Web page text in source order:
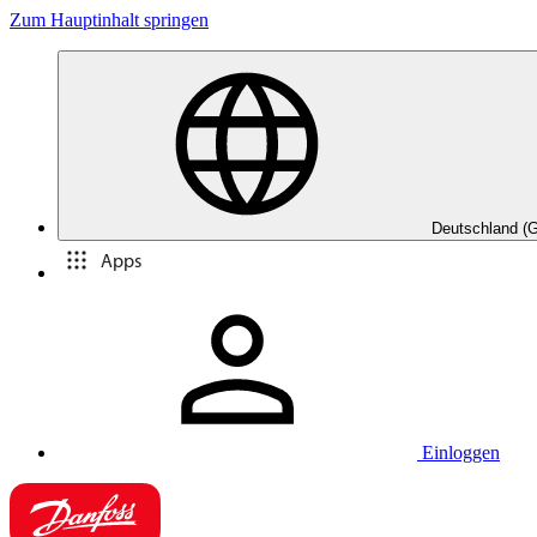
Zum Hauptinhalt springen
Deutschland
Apps
Einloggen